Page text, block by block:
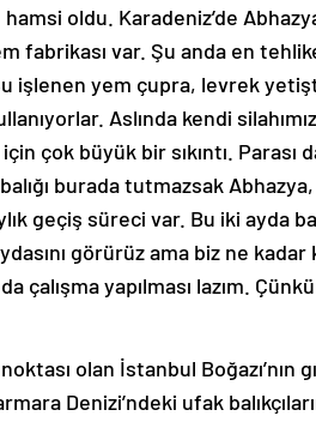
oldu. Karadeniz’de
fabrikası var. Şu anda en
işlenen yem çupra, levrek
Aslında kendi
çok büyük bir sıkıntı. Parası
burada tutmazsak
geçiş süreci var. Bu iki ayda
görürüz ama biz ne kadar
çalışma yapılması lazım.
olan İstanbul Boğazı’nın
Denizi’ndeki ufak